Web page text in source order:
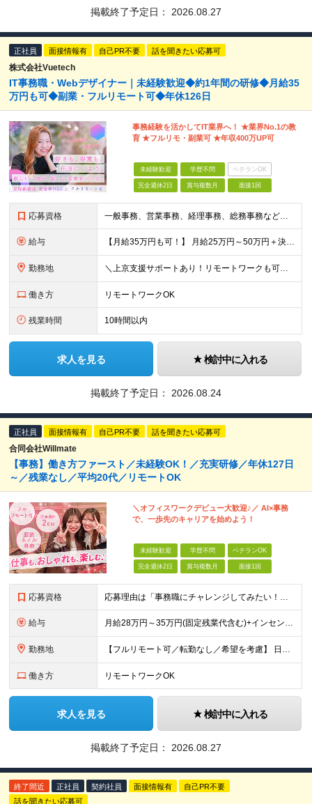
掲載終了予定日： 2026.08.27
正社員 面接情報有 自己PR不要 話を聞きたい応募可
株式会社Vuetech
IT事務職・Webデザイナー｜未経験歓迎◆約1年間の研修◆月給35
万円も可◆副業・フルリモート可◆年休126日
事務経験を活かしてIT業界へ！ ★業界No.1の教
育 ★フルリモ・副業可 ★年収400万UP可
未経験歓迎 学歴不問 ベテランOK
完全週休2日 賞与複数月 面接1回
応募資格 一般事務、営業事務、経理事務、総務事務などの経験をお持ちの方は、なお歓迎！ こんな経験がある方をお待ちしています。 もちろん、興味とやる気があれば、 完全未経験でもＯＫ！ リラックスした面接の場を用
給与 【月給35万円も可！】 月給25万円～50万円＋決算賞与＋インセンティブ 【研修期間中】 ⽉給22.1万円〜30万円＋インセンティブ ＼年収大幅UPの事例あり！／ 【キャリアチェンジ１年目】 ⽉給
勤務地 ＼上京支援サポートあり！リモートワークも可！／ ★転勤なし／希望を考慮★ 全国、⼀都三県、関東、中部、関⻄、中国、九州など多数 【本社】東京都新宿区新宿1-19-10 サンモールクレスト5F 【プロ
働き方 リモートワークOK
残業時間 10時間以内
求人を見る 検討中に入れる
掲載終了予定日： 2026.08.24
正社員 面接情報有 自己PR不要 話を聞きたい応募可
合同会社Willmate
【事務】働き方ファースト／未経験OK！／充実研修／年休127日
～／残業なし／平均20代／リモートOK
＼オフィスワークデビュー大歓迎♪／ AI×事務
で、一歩先のキャリアを始めよう！
未経験歓迎 学歴不問 ベテランOK
完全週休2日 賞与複数月 面接1回
応募資格 応募理由は「事務職にチャレンジしてみたい！」でOK！ #学歴不問 #未経験OK #第二新卒歓迎 ★1つでも当てはまれば、マッチング率高め★ □ オフィスワークデビューしたい方 □ 人をサポートする
給与 月給28万円～35万円(固定残業代含む)+インセンティブ＋各種手当 ※経験・能力等を考慮の上、決定します。 ※残業はほとんどありませんが、発生した場合は時間外手当を100％支給します。 【固定残業
勤務地 【フルリモート可／転勤なし／希望を考慮】 日本47都道府県、どこでも就業可能！ （東京・神奈川・埼玉・千葉・北海道・宮城・愛知・大阪・福岡・新潟など 各拠点近郊のプロジェクト先） 【Point】
働き方 リモートワークOK
求人を見る 検討中に入れる
掲載終了予定日： 2026.08.27
終了間近 正社員 契約社員 面接情報有
自己PR不要
話を聞きたい応募可